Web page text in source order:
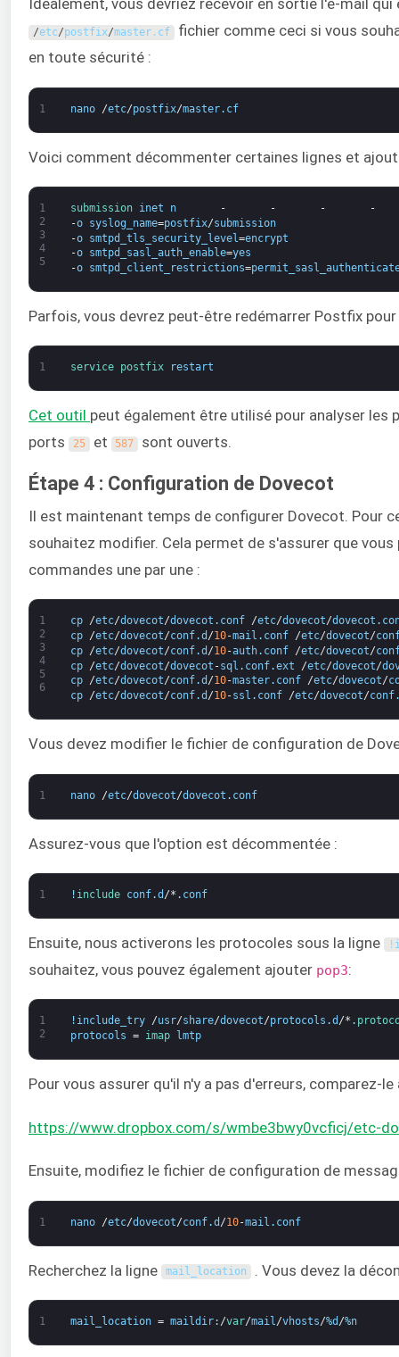
Idéalement, vous devriez recevoir en sortie l'e-mail
/etc/postfix/master. cf fichier comme ceci si vous
en toute sécurité :
1 nano /etc/postfix/master. cf
Voici comment décommenter certaines lignes et
1
2
3
4
5
submission inet n - - -
-o syslog_name=postfix/submission
-o smtpd_tls_security_level =encrypt
-o smtpd_sasl_auth_enable=yes
-o smtpd_client_restrictions=
Parfois, vous devrez peut-être redémarrer Postfix
1 service postfix restart
Cet outil peut également être utilisé pour analyser les
ports
25 et 587 sont ouverts.
Étape 4 : Configuration de Dovecot
Il est maintenant temps de configurer Dovecot. Pour
souhaitez modifier. Cela permet de s'assurer que
commandes une par une :
1
2
3
4
5
6
cp /etc/dovecot/dovecot . conf /etc/dovecot/dovecot .
cp
/etc/dovecot/conf.d /10-mail . conf /etc/dovecot/
cp
/etc/dovecot/conf.d /10-auth. conf /etc/dovecot/
cp
/etc/dovecot/dovecot -sql . conf.ext /etc/dovecot/
cp
/etc/dovecot/conf.d /10-master. conf /etc/dovecot/
cp
/etc/dovecot/conf.d /10-ssl . conf /etc/dovecot/conf
Vous devez modifier le fichier de configuration de
1 nano /etc/dovecot/dovecot . conf
Assurez-vous que l'option est décommentée :
1 ! include conf.d /* . conf
Ensuite, nous activerons les protocoles sous la ligne !
souhaitez, vous pouvez également ajouter pop3:
1
2
! include_try /usr/share/dovecot/protocols .d /* .
protocols = imap lmtp
Pour vous assurer qu'il n'y a pas d'erreurs, comparez-
https://www.dropbox.com/s/wmbe3bwy0vcficj/etc-
Ensuite, modifiez le fichier de configuration de
1 nano /etc/dovecot/conf.d /10-mail . conf
Recherchez la ligne mail_location . Vous devez la
1 mail_location = maildir: /var/mail/vhosts/%d /%n